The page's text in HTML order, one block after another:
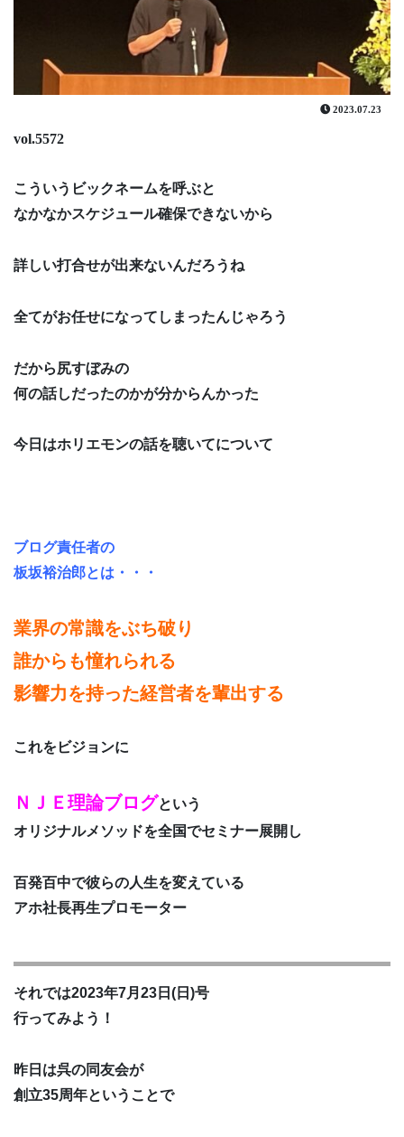
2023.07.23
vol.5572
こういうビックネームを呼ぶと
なかなかスケジュール確保できないから
詳しい打合せが出来ないんだろうね
全てがお任せになってしまったんじゃろう
だから尻すぼみの
何の話しだったのかが分からんかった
今日はホリエモンの話を聴いてについて
ブログ責任者の
板坂裕治郎とは・・・
業界の常識をぶち破り
誰からも憧れられる
影響力を持った経営者を輩出する
これをビジョンに
ＮＪＥ理論ブログという
オリジナルメソッドを全国でセミナー展開し
百発百中で彼らの人生を変えている
アホ社長再生プロモーター
それでは2023年7月23日(日)号
行ってみよう！
昨日は呉の同友会が
創立35周年ということで